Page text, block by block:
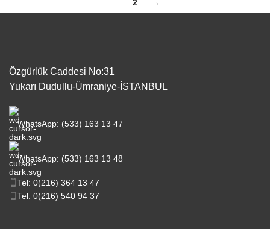
2 →
Özgürlük Caddesi No:31
Yukarı Dudullu-Ümraniye-İSTANBUL
WhatsApp: (533) 163 13 47
WhatsApp: (533) 163 13 48
Tel: 0(216) 364 13 47
Tel: 0(216) 540 94 37